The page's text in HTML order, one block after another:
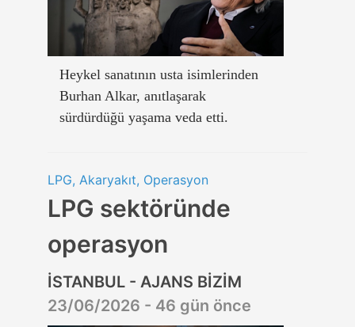
Heykel sanatının usta isimlerinden
Burhan Alkar, anıtlaşarak
sürdürdüğü yaşama veda etti.
LPG, Akaryakıt, Operasyon
LPG sektöründe
operasyon
İSTANBUL - AJANS BİZİM
23/06/2026 - 46 gün önce